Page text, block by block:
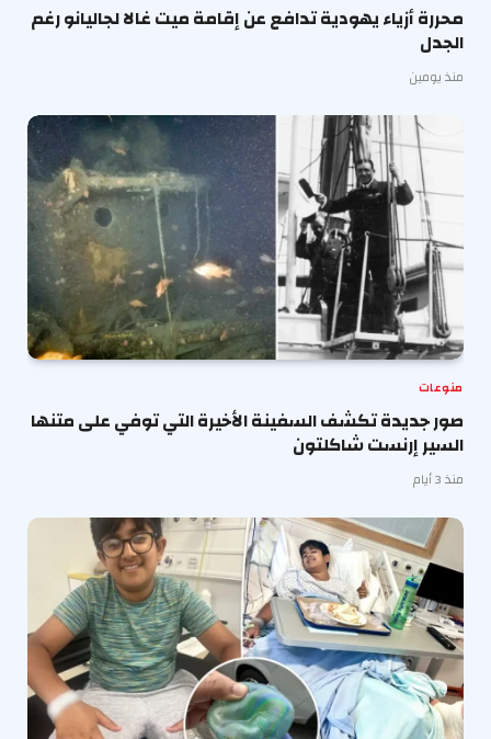
محررة أزياء يهودية تدافع عن إقامة ميت غالا لجاليانو رغم
الجدل
منذ يومين
منوعات
صور جديدة تكشف السفينة الأخيرة التي توفي على متنها
السير إرنست شاكلتون
منذ 3 أيام